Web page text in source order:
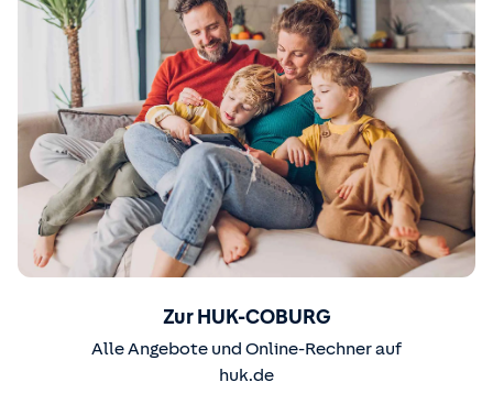
Zur HUK-COBURG
Alle Angebote und Online-Rechner auf
huk.de